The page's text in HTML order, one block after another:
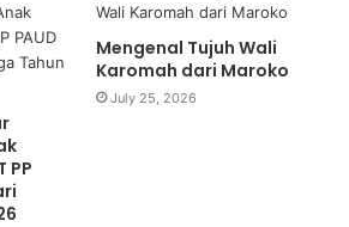
PP
Mengenal Tujuh Wali
Karomah dari Maroko
July 25, 2026